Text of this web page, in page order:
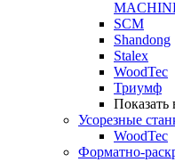
SCM
Shandong
Stalex
WoodTec
Триумф
Показать
Усорезные
WoodTec
Форматно-